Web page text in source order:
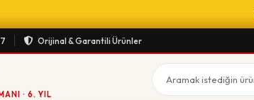
Orijinal & Garantili Ürünler
· 6. YIL